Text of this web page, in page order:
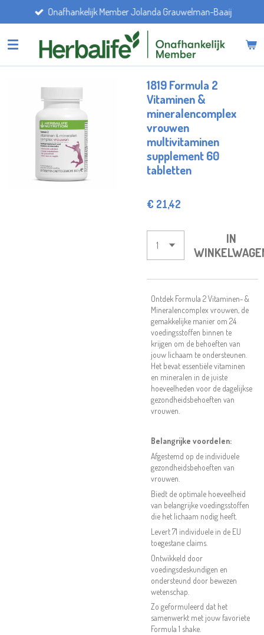
direct
naar
hoofdinhoud
Onafhankelijk Member Jolanda Grauwelman-Baaij
1819 Formula 2
Vitaminen &
mineralencomplex
vrouwen
multivitaminen
supplement 60
tabletten
€ 21,42
IN
Ontdek Formula 2 Vitaminen- &
Mineralencomplex vrouwen, de
gemakkelijke manier om 24
voedingsstoffen binnen te
krijgen om de behoeften van
jouw lichaam te ondersteunen.
Het bevat essentiële vitaminen
en mineralen in de juiste
hoeveelheden voor de dagelijkse
gezondheidsbehoeften van
vrouwen.
Belangrijke voordelen:
Afgestemd op de individuele
gezondheidsbehoeften van
vrouwen.
Biedt de optimale hoeveelheid
van belangrijke voedingsstoffen
die het lichaam nodig heeft.
Levert 71 individuele in de EU
toegestane claims.
Ontwikkeld door
voedingsdeskundigen en
ondersteund door bewezen
wetenschap.
Zo geformuleerd dat het
samenwerkt met jouw favoriete
Formula 1 shake.